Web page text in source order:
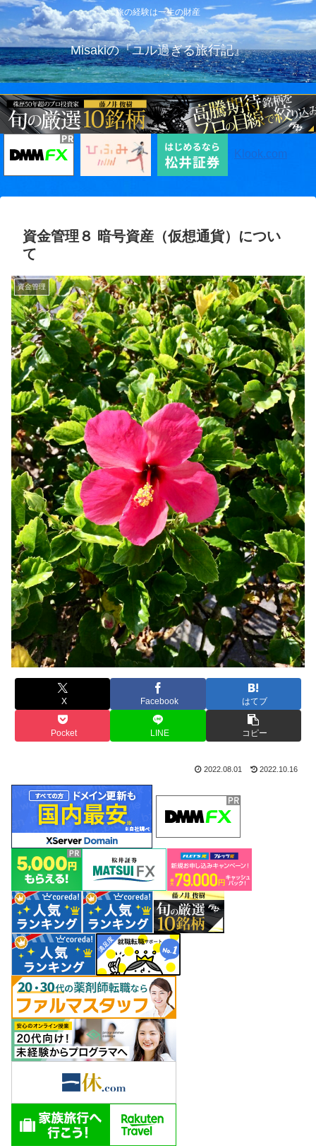
旅の経験は一生の財産
Misakiの『ユル過ぎる旅行記』
Klook.com
資金管理８ 暗号資産（仮想通貨）につい
て
資金管理
X Facebook はてブ
Pocket LINE コピー
2022.08.01 2022.10.16